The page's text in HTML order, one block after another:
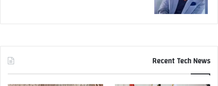
Recent Tech News